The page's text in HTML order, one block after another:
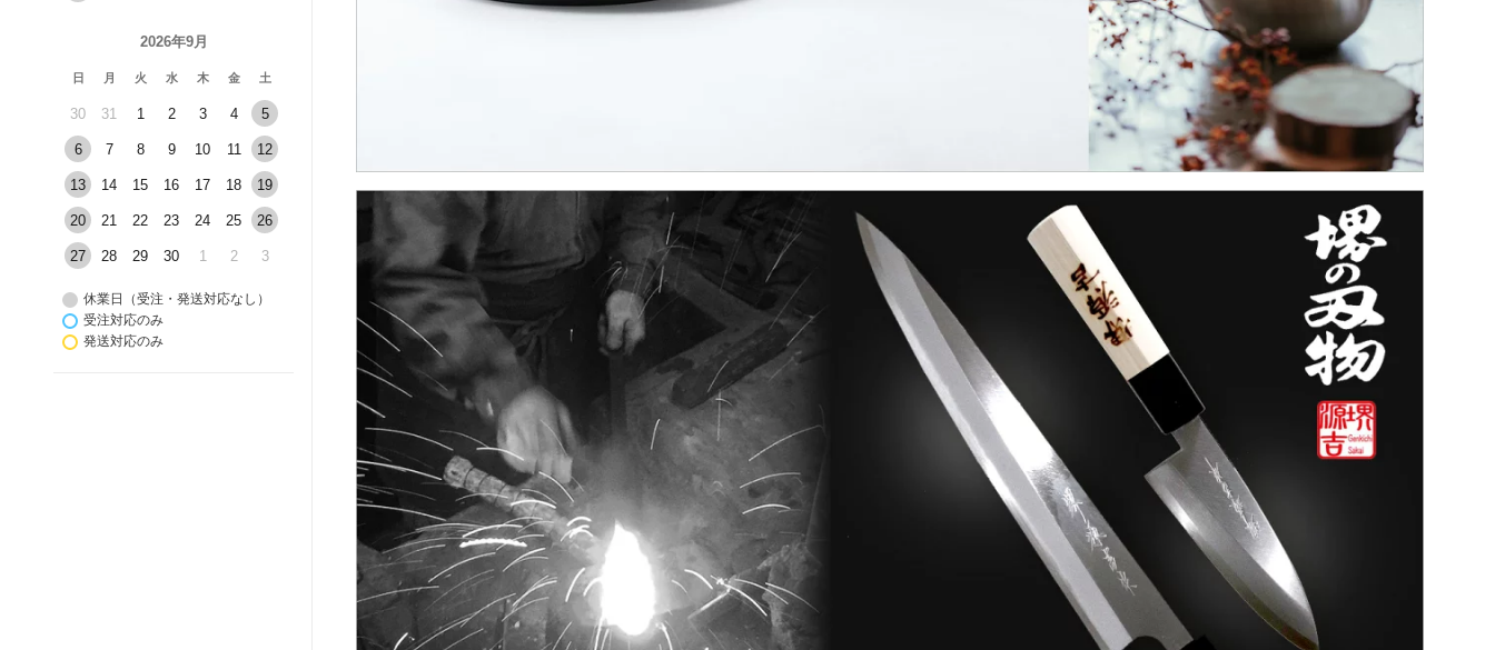
2026年9月
日 月 火 水 木 金 土
30 31 1 2 3 4 5
6 7 8 9 10 11 12
13 14 15 16 17 18 19
20 21 22 23 24 25 26
27 28 29 30 1 2 3
休業日（受注・発送対応なし）
受注対応のみ
発送対応のみ